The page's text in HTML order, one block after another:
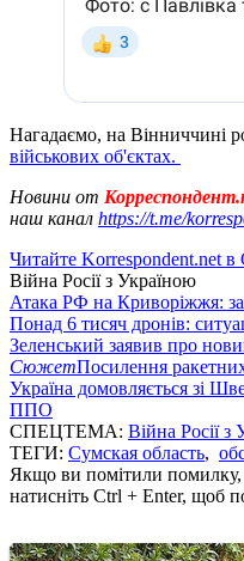
Нагадаємо, на Вінниччині
військових об'єктах.
Новини от
наш канал https://t.me/
Читайте Korrespondent.net в
Війна Росії з Україною
Атака РФ на Криворіжжя:
Понад 6 тисяч дронів:
Зеленський заявив про
СюжетПосилення
Україна домовляється зі
ППО
СПЕЦТЕМА: Війна Росії з
ТЕГИ: Сумская область,
Якщо ви помітили помилку,
натисніть Ctrl + Enter, щоб